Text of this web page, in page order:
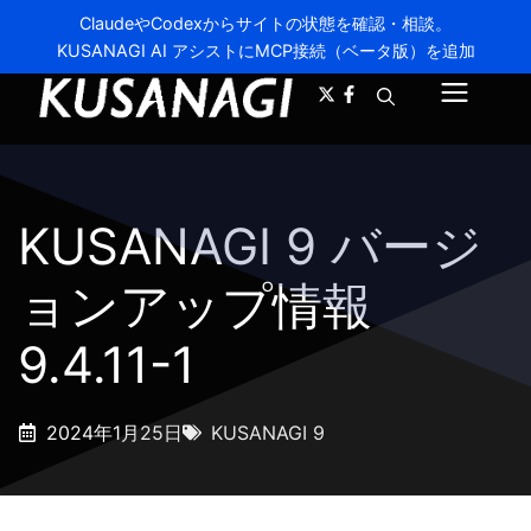
ClaudeやCodexからサイトの状態を確認・相談。
KUSANAGI AI アシストにMCP接続（ベータ版）を追加
ニ
ー
KUSANAGI 9 バージ
ョンアップ情報
9.4.11-1
2024年1月25日 KUSANAGI 9
A- A+